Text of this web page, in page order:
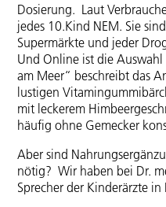
Dosierung. Laut
jedes 10.Kind NEM. Sie
Supermärkte und jeder
Und Online ist die
am Meer“ beschreibt das
lustigen
mit leckerem
häufig ohne Gemecker
Aber sind
nötig? Wir haben bei Dr.
Sprecher der Kinderärzte